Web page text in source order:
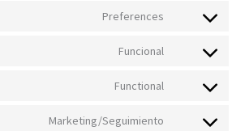
Preferences
Funcional
Functional
Marketing/Seguimiento